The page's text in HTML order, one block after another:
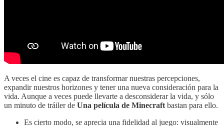
A veces el cine es capaz de transformar nuestras percepciones,
expandir nuestros horizones y tener una nueva consideración para la
vida. Aunque a veces puede llevarte a desconsiderar la vida, y sólo
un minuto de tráiler de Una película de Minecraft bastan para ello.
Es cierto modo, se aprecia una fidelidad al juego: visualmente